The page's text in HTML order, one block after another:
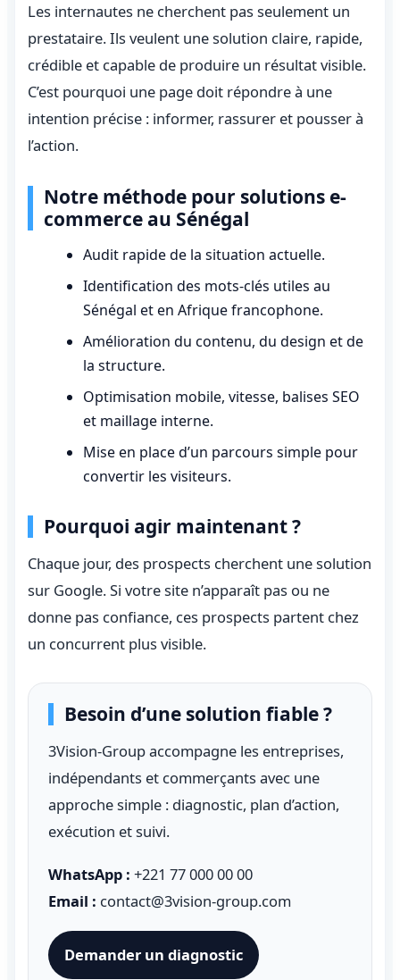
Les internautes ne cherchent pas seulement un
prestataire. Ils veulent une solution claire, rapide,
crédible et capable de produire un résultat visible.
C’est pourquoi une page doit répondre à une
intention précise : informer, rassurer et pousser à
l’action.
Notre méthode pour solutions e-
commerce au Sénégal
Audit rapide de la situation actuelle.
Identification des mots-clés utiles au
Sénégal et en Afrique francophone.
Amélioration du contenu, du design et de
la structure.
Optimisation mobile, vitesse, balises SEO
et maillage interne.
Mise en place d’un parcours simple pour
convertir les visiteurs.
Pourquoi agir maintenant ?
Chaque jour, des prospects cherchent une solution
sur Google. Si votre site n’apparaît pas ou ne
donne pas confiance, ces prospects partent chez
un concurrent plus visible.
Besoin d’une solution fiable ?
3Vision-Group accompagne les entreprises,
indépendants et commerçants avec une
approche simple : diagnostic, plan d’action,
exécution et suivi.
WhatsApp : +221 77 000 00 00
Email : contact@3vision-group.com
Demander un diagnostic